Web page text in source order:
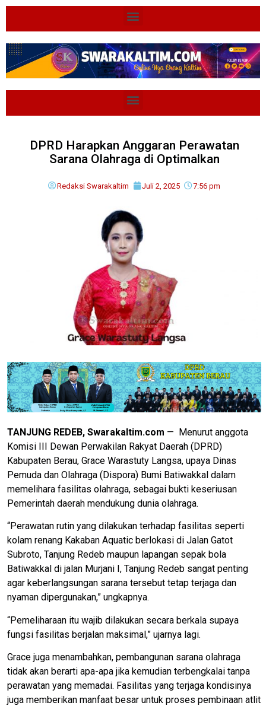
DPRD Harapkan Anggaran Perawatan
Sarana Olahraga di Optimalkan
Redaksi Swarakaltim Juli 2, 2025 7:56 pm
TANJUNG REDEB, Swarakaltim.com — Menurut anggota
Komisi III Dewan Perwakilan Rakyat Daerah (DPRD)
Kabupaten Berau, Grace Warastuty Langsa, upaya Dinas
Pemuda dan Olahraga (Dispora) Bumi Batiwakkal dalam
memelihara fasilitas olahraga, sebagai bukti keseriusan
Pemerintah daerah mendukung dunia olahraga.
“Perawatan rutin yang dilakukan terhadap fasilitas seperti
kolam renang Kakaban Aquatic berlokasi di Jalan Gatot
Subroto, Tanjung Redeb maupun lapangan sepak bola
Batiwakkal di jalan Murjani I, Tanjung Redeb sangat penting
agar keberlangsungan sarana tersebut tetap terjaga dan
nyaman dipergunakan,” ungkapnya.
“Pemeliharaan itu wajib dilakukan secara berkala supaya
fungsi fasilitas berjalan maksimal,” ujarnya lagi.
Grace juga menambahkan, pembangunan sarana olahraga
tidak akan berarti apa-apa jika kemudian terbengkalai tanpa
perawatan yang memadai. Fasilitas yang terjaga kondisinya
juga memberikan manfaat besar untuk proses pembinaan atlit